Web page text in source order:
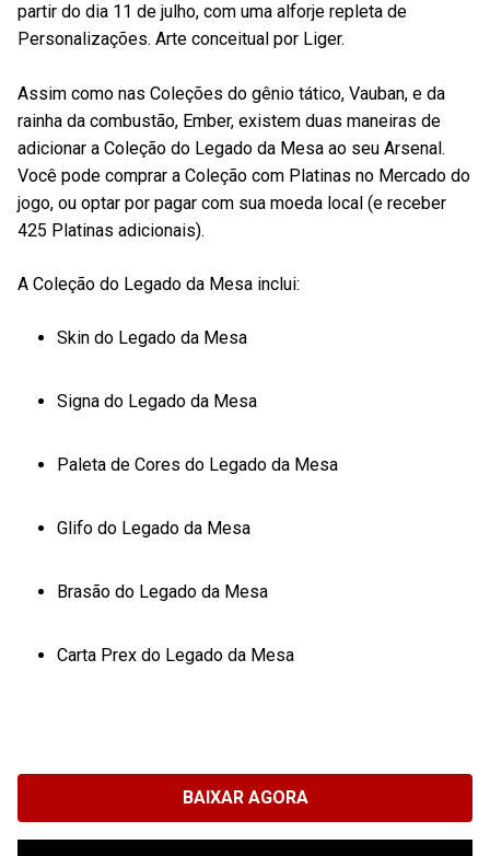
partir do dia 11 de julho, com uma alforje repleta de
Personalizações. Arte conceitual por Liger.
Assim como nas Coleções do gênio tático, Vauban, e da
rainha da combustão, Ember, existem duas maneiras de
adicionar a Coleção do Legado da Mesa ao seu Arsenal.
Você pode comprar a Coleção com Platinas no Mercado do
jogo, ou optar por pagar com sua moeda local (e receber
425 Platinas adicionais).
A Coleção do Legado da Mesa inclui:
Skin do Legado da Mesa
Signa do Legado da Mesa
Paleta de Cores do Legado da Mesa
Glifo do Legado da Mesa
Brasão do Legado da Mesa
Carta Prex do Legado da Mesa
BAIXAR AGORA